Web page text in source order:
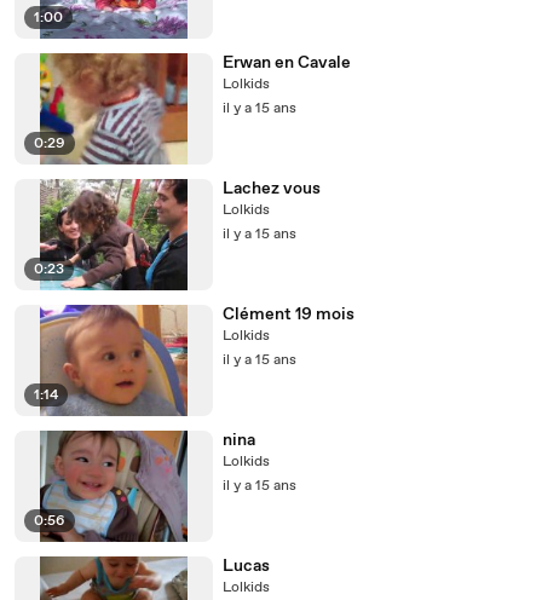
1:00
0:29
Erwan en Cavale
Lolkids
il y a 15 ans
0:23
Lachez vous
Lolkids
il y a 15 ans
1:14
Clément 19 mois
Lolkids
il y a 15 ans
0:56
nina
Lolkids
il y a 15 ans
Lucas
Lolkids